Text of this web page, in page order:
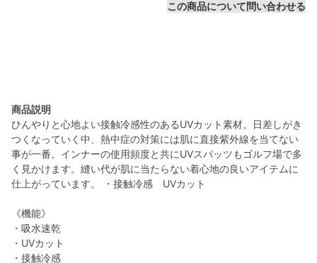
この商品について問い合わせる
商品説明
ひんやりと心地よい接触冷感性のあるUVカット素材。日差しがき
つくなっていく中、熱中症の対策には肌に直接紫外線を当てない
事が一番。インナーの使用頻度と共にUVスパッツもゴルフ場で多
く見かけます。縫い代が肌に当たらない着心地の良いアイテムに
仕上がっています。 ・接触冷感 UVカット
《機能》
・吸水速乾
・UVカット
・接触冷感